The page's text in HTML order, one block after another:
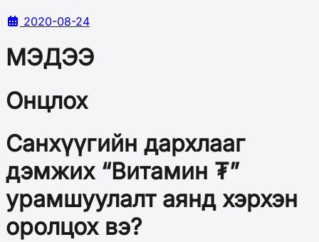
2020-08-24
МЭДЭЭ
Онцлох
Санхүүгийн дархлааг
дэмжих “Витамин ₮”
урамшуулалт аянд хэрхэн
оролцох вэ?